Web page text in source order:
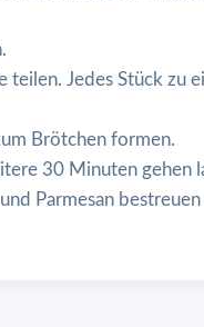
Jedes Stück zu
Brötchen formen.
30 Minuten gehen
Parmesan